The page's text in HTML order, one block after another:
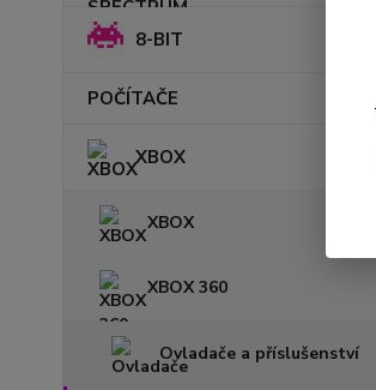
8-BIT
POČÍTAČE
XBOX
XBOX
XBOX 360
Ovladače a příslušenství